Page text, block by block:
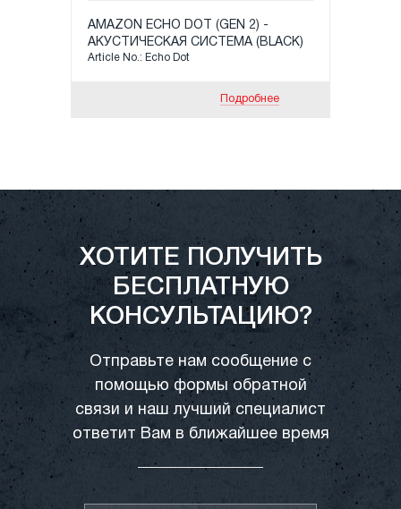
AMAZON ECHO DOT (GEN 2) -
АКУСТИЧЕСКАЯ СИСТЕМА (BLACK)
Article No.: Echo Dot
Подробнее
ХОТИТЕ ПОЛУЧИТЬ
БЕСПЛАТНУЮ
КОНСУЛЬТАЦИЮ?
Отправьте нам сообщение с
помощью формы обратной
связи и наш лучший специалист
ответит Вам в ближайшее время